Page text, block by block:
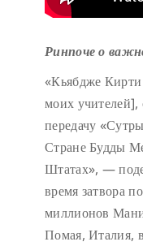
Ринпоче о
«Кьябдже
моих
передачу
Стране Будды
Штатах», —
время затвора
миллионов
Помая, Италия,